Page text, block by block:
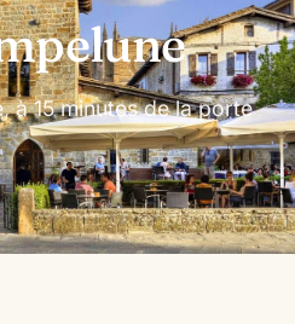
à 15 minutes de la porte